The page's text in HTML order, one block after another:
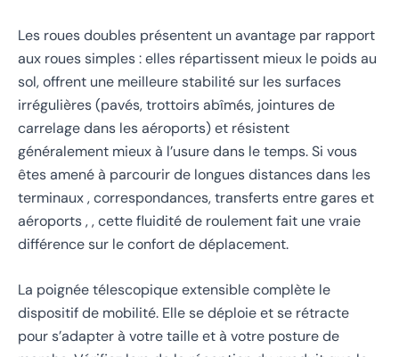
Les roues doubles présentent un avantage par rapport
aux roues simples : elles répartissent mieux le poids au
sol, offrent une meilleure stabilité sur les surfaces
irrégulières (pavés, trottoirs abîmés, jointures de
carrelage dans les aéroports) et résistent
généralement mieux à l’usure dans le temps. Si vous
êtes amené à parcourir de longues distances dans les
terminaux , correspondances, transferts entre gares et
aéroports , , cette fluidité de roulement fait une vraie
différence sur le confort de déplacement.
La poignée télescopique extensible complète le
dispositif de mobilité. Elle se déploie et se rétracte
pour s’adapter à votre taille et à votre posture de